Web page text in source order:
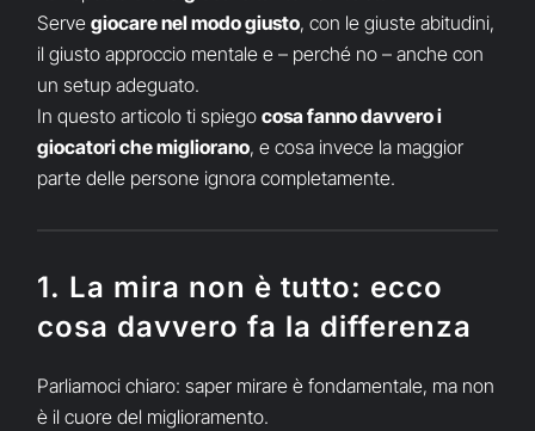
Servegiocare nel modo giusto, con le giuste abitudini,
il giusto approccio mentale e – perché no – anche con
un setup adeguato.
In questo articolo ti spiegocosa fanno davvero i
giocatori che migliorano, e cosa invece la maggior
parte delle persone ignora completamente.
1. La mira non è tutto: ecco
cosa davvero fa la differenza
Parliamoci chiaro: saper mirare è fondamentale, ma non
è il cuore del miglioramento.